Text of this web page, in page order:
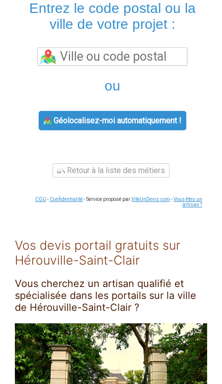
Entrez le code postal ou la
ville de votre projet :
ou
Géolocalisez-moi automatiquement !
Retour à la liste des métiers
CGU - Confidentialité- Service proposé parViteUnDevis.com -Vous êtes un
artisan ?
Vos devis portail gratuits sur
Hérouville-Saint-Clair
Vous cherchez un artisan qualifié et
spécialisée dans les portails sur la ville
de Hérouville-Saint-Clair ?